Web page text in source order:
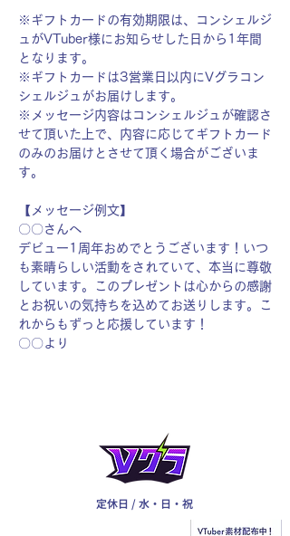
※ギフトカードの有効期限は、コンシェルジ
ュがVTuber様にお知らせした日から1年間
となります。
※ギフトカードは3営業日以内にVグラコン
シェルジュがお届けします。
※メッセージ内容はコンシェルジュが確認さ
せて頂いた上で、内容に応じてギフトカード
のみのお届けとさせて頂く場合がございま
す。
【メッセージ例文】
〇〇さんへ
デビュー1周年おめでとうございます！いつ
も素晴らしい活動をされていて、本当に尊敬
しています。このプレゼントは心からの感謝
とお祝いの気持ちを込めてお送りします。こ
れからもずっと応援しています！
〇〇より
定休日 / 水・日・祝